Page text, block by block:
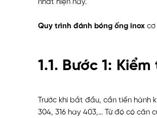
nhất hiện nay.
Quy trình đánh bóng ống inox cơ
1.1. Bước 1:
Trước khi bắt đầu, cần tiến hành
304, 316 hay 403,… Từ đó có